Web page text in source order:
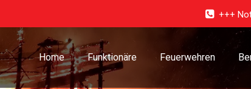
+++
Home Funktionäre Feuerwehren